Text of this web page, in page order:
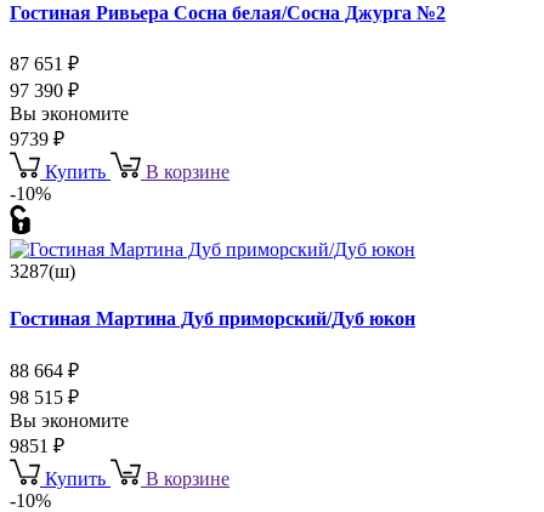
Гостиная Ривьера Сосна белая/Сосна Джурга №2
87 651 ₽
97 390 ₽
Вы экономите
9739 ₽
Купить
В корзине
-10%
3287(ш)
Гостиная Мартина Дуб приморский/Дуб юкон
88 664 ₽
98 515 ₽
Вы экономите
9851 ₽
Купить
В корзине
-10%